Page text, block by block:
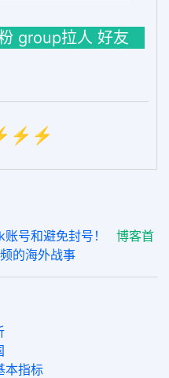
group拉人 好友
号和避免封号！
博客首
的海外战事
本指标